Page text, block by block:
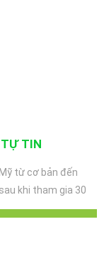
TIN
từ cơ bản đến
khi tham gia 30